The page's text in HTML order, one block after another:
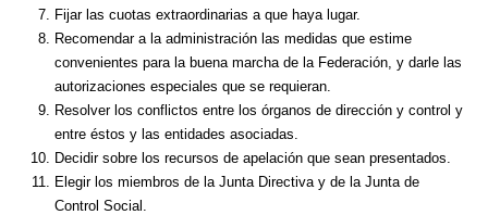
Fijar las cuotas extraordinarias a que haya lugar.
Recomendar a la administración las medidas que estime
convenientes para la buena marcha de la Federación, y darle las
autorizaciones especiales que se requieran.
Resolver los conflictos entre los órganos de dirección y control y
entre éstos y las entidades asociadas.
Decidir sobre los recursos de apelación que sean presentados.
Elegir los miembros de la Junta Directiva y de la Junta de
Control Social.